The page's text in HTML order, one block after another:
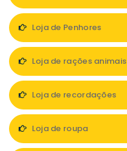
Loja de Penhores
Loja de rações animais
Loja de recordações
Loja de roupa